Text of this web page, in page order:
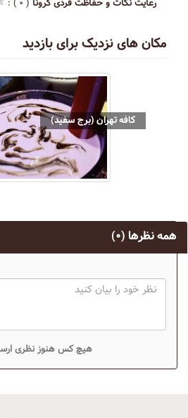
رعایت نکات و حفاظت فردی کرونا ( ۰ ) :
مکان های نزدیک برای بازدید
کافه تهران (برج سفید)
همه نظرها (۰)
هیچ کس هنوز نظری